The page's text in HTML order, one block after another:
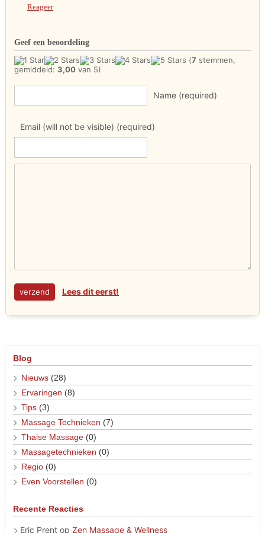
Reageer
Geef een beoordeling
(7 stemmen,
gemiddeld: 3,00 van 5)
Name (required)
Email (will not be visible) (required)
Lees dit eerst!
Blog
Nieuws (28)
Ervaringen (8)
Tips (3)
Massage Technieken (7)
Thaise Massage (0)
Massagetechnieken (0)
Regio (0)
Even Voorstellen (0)
Recente Reacties
Eric Prent op Zen Massage & Wellness